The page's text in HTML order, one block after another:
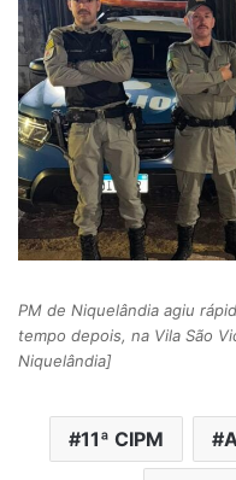
PM de Niquelândia agiu
tempo depois, na Vila São
Niquelândia]
11ª CIPM